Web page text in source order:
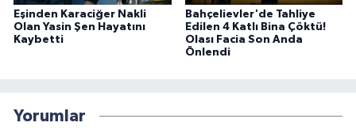
Eşinden Karaciğer Nakli
Olan Yasin Şen Hayatını
Kaybetti
Bahçelievler'de Tahliye
Edilen 4 Katlı Bina Çöktü!
Olası Facia Son Anda
Önlendi
Yorumlar